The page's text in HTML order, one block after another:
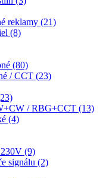
reklamy (21)
(8)
(80)
/ CCT (23)
/ RBG+CCT (13)
(4)
(9)
signálu (2)